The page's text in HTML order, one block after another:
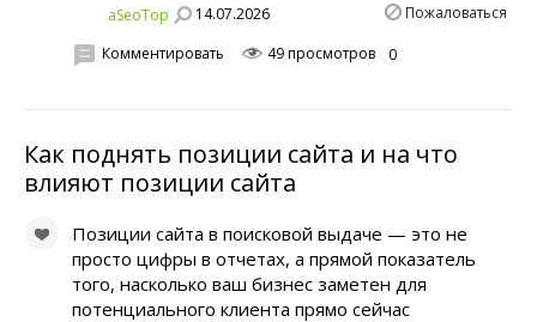
aSeoTop 14.07.2026 Пожаловаться
Комментировать 49 просмотров 0
Как поднять позиции сайта и на что
влияют позиции сайта
Позиции сайта в поисковой выдаче — это не
просто цифры в отчетах, а прямой показатель
того, насколько ваш бизнес заметен для
потенциального клиента прямо сейчас